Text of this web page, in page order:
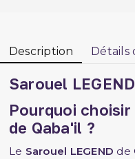
Description Détails
Sarouel
Pourquoi choisir
de Qaba'il ?
Le Sarouel LEGEND de